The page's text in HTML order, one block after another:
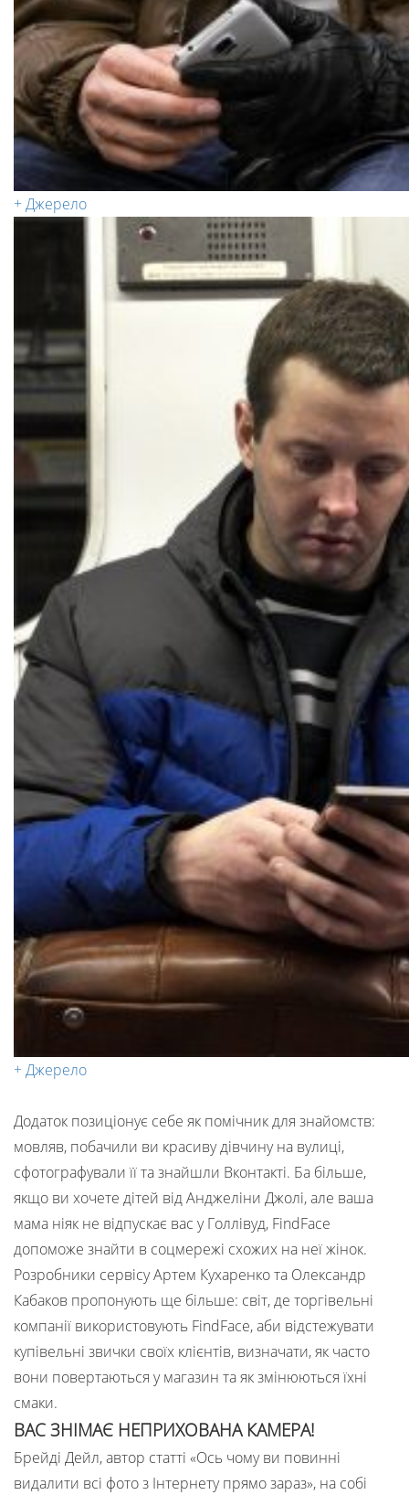
+ Джерело
+ Джерело
Додаток позиціонує себе як помічник для знайомств:
мовляв, побачили ви красиву дівчину на вулиці,
сфотографували її та знайшли Вконтакті. Ба більше,
якщо ви хочете дітей від Анджеліни Джолі, але ваша
мама ніяк не відпускає вас у Голлівуд, FindFace
допоможе знайти в соцмережі схожих на неї жінок.
Розробники сервісу Артем Кухаренко та Олександр
Кабаков пропонують ще більше: світ, де торгівельні
компанії використовують FindFace, аби відстежувати
купівельні звички своїх клієнтів, визначати, як часто
вони повертаються у магазин та як змінюються їхні
смаки.
ВАС ЗНІМАЄ НЕПРИХОВАНА КАМЕРА!
Брейді Дейл, автор статті «Ось чому ви повинні
видалити всі фото з Інтернету прямо зараз», на собі